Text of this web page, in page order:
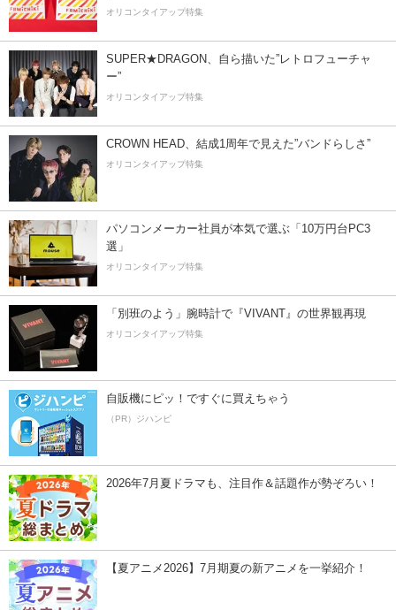
オリコンタイアップ特集
SUPER★DRAGON、自ら描いた”レトロフューチャ
ー”
オリコンタイアップ特集
CROWN HEAD、結成1周年で見えた”バンドらしさ”
オリコンタイアップ特集
パソコンメーカー社員が本気で選ぶ「10万円台PC3
選」
オリコンタイアップ特集
「別班のよう」腕時計で『VIVANT』の世界観再現
オリコンタイアップ特集
自販機にピッ！ですぐに買えちゃう
（PR）ジハンピ
2026年7月夏ドラマも、注目作＆話題作が勢ぞろい！
【夏アニメ2026】7月期夏の新アニメを一挙紹介！